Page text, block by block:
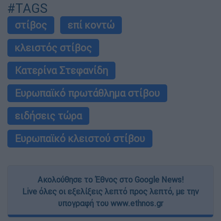
#TAGS
στίβος
επί κοντώ
κλειστός στίβος
Κατερίνα Στεφανίδη
Ευρωπαϊκό πρωτάθλημα στίβου
ειδήσεις τώρα
Ευρωπαϊκό κλειστού στίβου
Ακολούθησε το Έθνος στο Google News!
Live όλες οι εξελίξεις λεπτό προς λεπτό, με την
υπογραφή του www.ethnos.gr